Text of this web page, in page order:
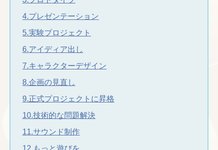
4.プレゼンテーション
5.実験プロジェクト
6.アイディア出し
7.キャラクターデザイン
8.企画の見直し
9.正式プロジェクトに昇格
10.技術的な問題解決
11.サウンド制作